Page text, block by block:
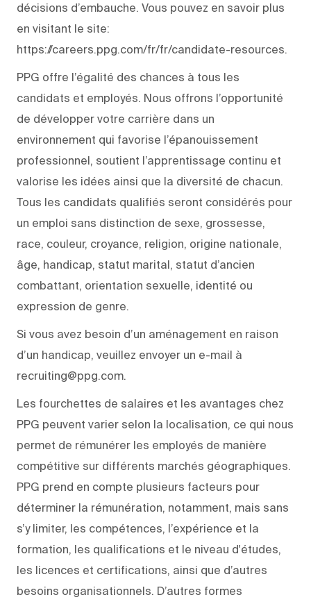
décisions d’embauche. Vous pouvez en savoir plus
en visitant le site:
https://careers.ppg.com/fr/fr/candidate-resources.
PPG offre l’égalité des chances à tous les
candidats et employés. Nous offrons l’opportunité
de développer votre carrière dans un
environnement qui favorise l’épanouissement
professionnel, soutient l’apprentissage continu et
valorise les idées ainsi que la diversité de chacun.
Tous les candidats qualifiés seront considérés pour
un emploi sans distinction de sexe, grossesse,
race, couleur, croyance, religion, origine nationale,
âge, handicap, statut marital, statut d’ancien
combattant, orientation sexuelle, identité ou
expression de genre.
Si vous avez besoin d’un aménagement en raison
d’un handicap, veuillez envoyer un e-mail à
recruiting@ppg.com.
Les fourchettes de salaires et les avantages chez
PPG peuvent varier selon la localisation, ce qui nous
permet de rémunérer les employés de manière
compétitive sur différents marchés géographiques.
PPG prend en compte plusieurs facteurs pour
déterminer la rémunération, notamment, mais sans
s’y limiter, les compétences, l’expérience et la
formation, les qualifications et le niveau d'études,
les licences et certifications, ainsi que d’autres
besoins organisationnels. D’autres formes